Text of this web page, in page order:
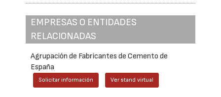
EMPRESAS O ENTIDADES
RELACIONADAS
Agrupación de Fabricantes de Cemento de
España
Solicitar información Ver stand virtual